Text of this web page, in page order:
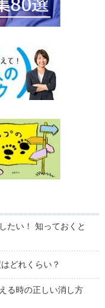
たい！ 知っておくと
どれくらい？
る時の正しい消し方